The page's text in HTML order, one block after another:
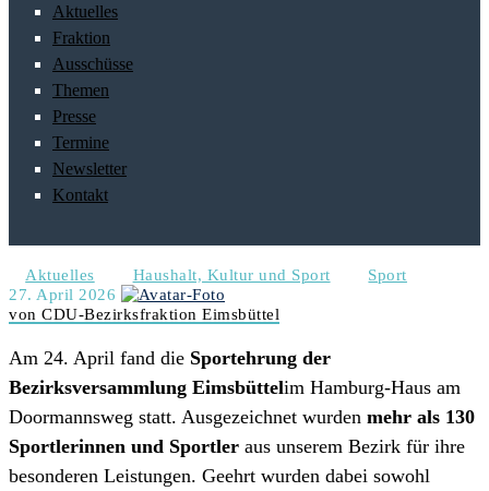
Aktuelles
Fraktion
Ausschüsse
Themen
Presse
Termine
Newsletter
Kontakt
Aktuelles Haushalt, Kultur und Sport
Sport
27. April 2026
von CDU-Bezirksfraktion Eimsbüttel
Am 24. April fand die Sportehrung der
Bezirksversammlung Eimsbüttelim Hamburg-Haus am
Doormannsweg statt. Ausgezeichnet wurden mehr als 130
Sportlerinnen und Sportler aus unserem Bezirk für ihre
besonderen Leistungen. Geehrt wurden dabei sowohl